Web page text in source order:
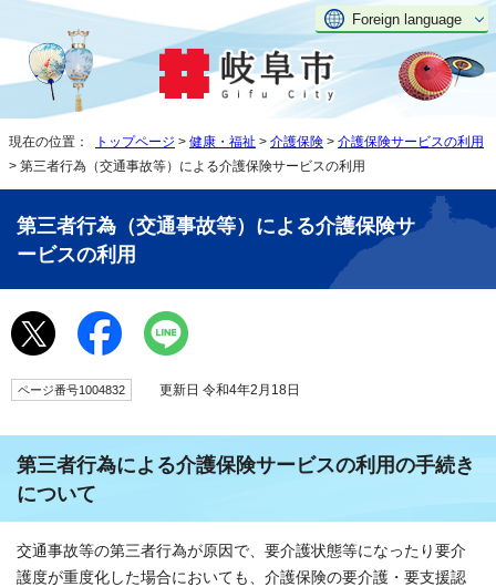
Foreign language
現在の位置： トップページ > 健康・福祉 > 介護保険 > 介護保険サービスの利用
> 第三者行為（交通事故等）による介護保険サービスの利用
第三者行為（交通事故等）による介護保険サ
ービスの利用
ページ番号1004832 更新日 令和4年2月18日
第三者行為による介護保険サービスの利用の手続き
について
交通事故等の第三者行為が原因で、要介護状態等になったり要介
護度が重度化した場合においても、介護保険の要介護・要支援認